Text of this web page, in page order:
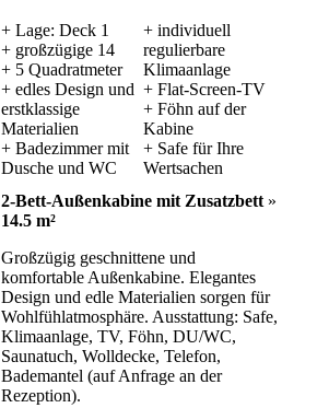
+ Lage: Deck 1
+ großzügige 14
+ 5 Quadratmeter
+ edles Design und
erstklassige
Materialien
+ Badezimmer mit
Dusche und WC
+ individuell
regulierbare
Klimaanlage
+ Flat-Screen-TV
+ Föhn auf der
Kabine
+ Safe für Ihre
Wertsachen
2-Bett-Außenkabine mit Zusatzbett »
14.5 m²
Großzügig geschnittene und
komfortable Außenkabine. Elegantes
Design und edle Materialien sorgen für
Wohlfühlatmosphäre. Ausstattung: Safe,
Klimaanlage, TV, Föhn, DU/WC,
Saunatuch, Wolldecke, Telefon,
Bademantel (auf Anfrage an der
Rezeption).